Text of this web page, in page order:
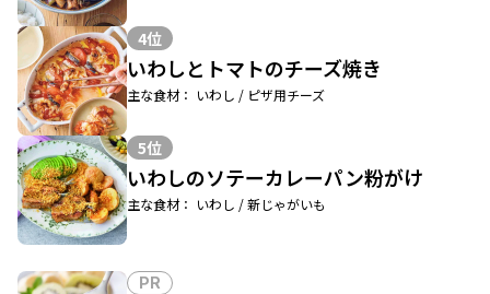
4位
いわしとトマトのチーズ焼き
主な食材： いわし / ピザ用チーズ
5位
いわしのソテーカレーパン粉がけ
主な食材： いわし / 新じゃがいも
PR